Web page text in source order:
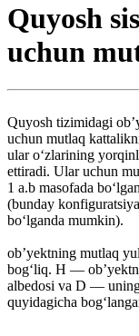
Quyosh
uchun
Quyosh tizimidagi
uchun mutlaq
ular oʻzlarining
ettiradi. Ular uchun
1 a.b masofada
(bunday
boʻlganda mumkin).
ob’yektning mutlaq
bogʻliq. H —
albedosi va D —
quyidagicha